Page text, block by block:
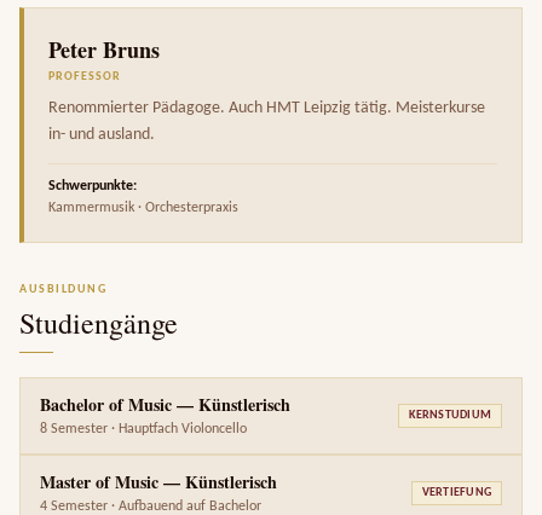
Peter Bruns
PROFESSOR
Renommierter Pädagoge. Auch HMT Leipzig tätig. Meisterkurse
in- und ausland.
Schwerpunkte:
Kammermusik · Orchesterpraxis
AUSBILDUNG
Studiengänge
Bachelor of Music — Künstlerisch
8 Semester · Hauptfach Violoncello
KERNSTUDIUM
Master of Music — Künstlerisch
4 Semester · Aufbauend auf Bachelor
VERTIEFUNG